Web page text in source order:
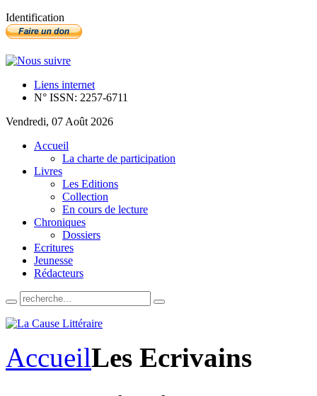
Identification
Liens internet
N° ISSN: 2257-6711
Vendredi, 07 Août 2026
Accueil
La charte de participation
Livres
Les Editions
Collection
En cours de lecture
Chroniques
Dossiers
Ecritures
Jeunesse
Rédacteurs
AccueilLes Ecrivains